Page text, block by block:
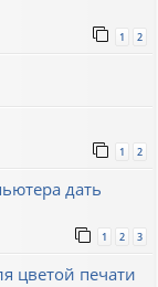
1 2
1 2
дать
1 2 3
цветой печати